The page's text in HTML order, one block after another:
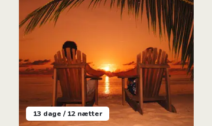
13 dage / 12 nætter